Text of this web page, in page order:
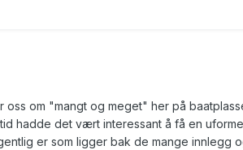
oss om "mangt og meget" her på
hadde det vært interessant å få en
er som ligger bak de mange innlegg